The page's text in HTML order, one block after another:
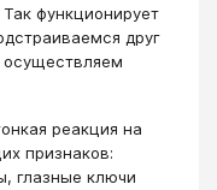
функционирует
друг
осуществляем
реакция на
признаков:
глазные ключи